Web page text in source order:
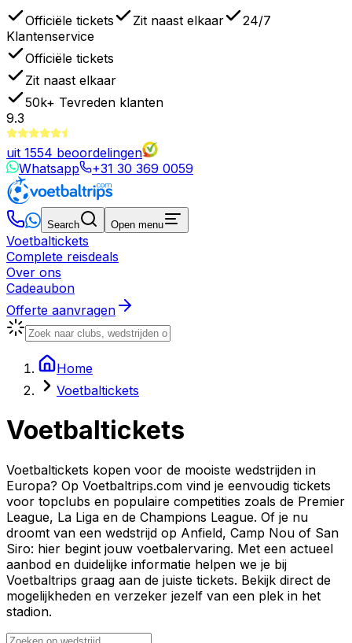
Officiële tickets Zit naast elkaar
24/7
Klantenservice
Officiële tickets
Zit naast elkaar
50k+ Tevreden klanten
9.3
uit 1554 beoordelingen
Whatsapp
+31 30 369 0059
Search Open menu
Voetbaltickets
Complete reisdeals
Over ons
Cadeaubon
Offerte aanvragen
Home
Voetbaltickets
Voetbaltickets
Voetbaltickets kopen voor de mooiste wedstrijden in
Europa? Op Voetbaltrips.com vind je eenvoudig tickets
voor topclubs en populaire competities zoals de Premier
League, La Liga en de Champions League. Of je nu
droomt van een wedstrijd op Anfield, Camp Nou of San
Siro: hier begint jouw voetbalervaring. Met een actueel
aanbod en duidelijke informatie helpen we je bij
Voetbaltrips graag aan de juiste tickets. Bekijk direct de
mogelijkheden en verzeker jezelf van een plek in het
stadion.